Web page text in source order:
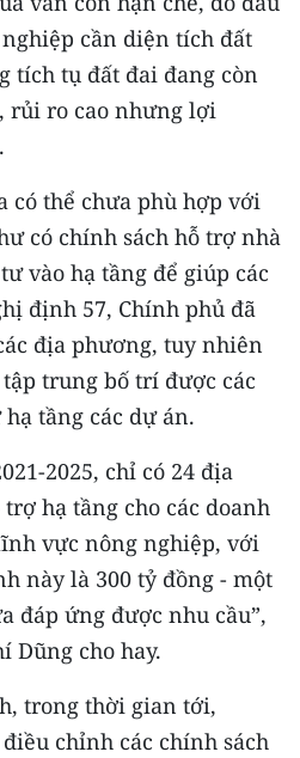
cần diện tích đất
tích tụ đất đai đang còn
rủi ro cao nhưng lợi
có thể chưa phù hợp với
có chính sách hỗ trợ nhà
vào hạ tầng để giúp các
định 57, Chính phủ đã
địa phương, tuy nhiên
trung bố trí được các
tầng các dự án.
2025, chỉ có 24 địa
hạ tầng cho các doanh
vực nông nghiệp, với
này là 300 tỷ đồng - một
đáp ứng được nhu cầu”,
Dũng cho hay.
trong thời gian tới,
chỉnh các chính sách